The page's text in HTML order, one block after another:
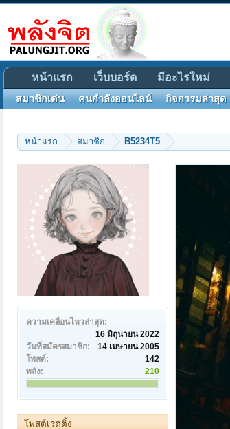
หน้าแรก สมาชิก B5234T5
ความเคลื่อนไหวล่าสุด:
16 มิถุนายน 2022
วันที่สมัครสมาชิก:
14 เมษายน 2005
โพสต์:
142
พลัง:
210
โพสต์เรตติ้ง
หน้าแรก เว็บบอร์ด มีอะไรใหม่
สมาชิกเด่น คนกำลังออนไลน์ กิจกรรมล่าสุด